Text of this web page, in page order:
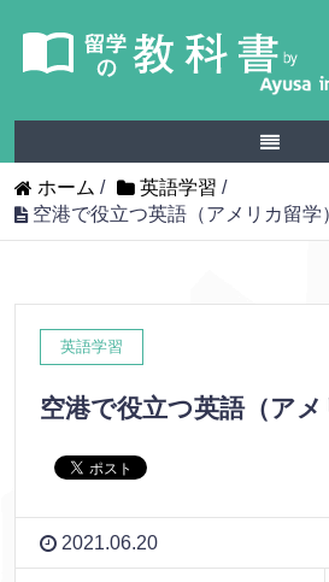
ホーム / 英語学習 /
空港で役立つ英語（アメリカ留学
英語学習
空港で役立つ英語（アメ
2021.06.20